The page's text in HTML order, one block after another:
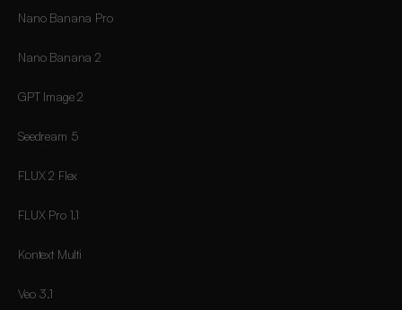
Nano Banana Pro
Nano Banana 2
GPT Image 2
Seedream 5
FLUX 2 Flex
FLUX Pro 1.1
Kontext Multi
Veo 3.1